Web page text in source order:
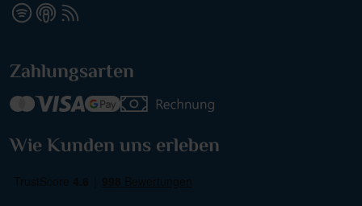
Zahlungsarten
Wie Kunden uns erleben
Suchen & Buchen
Reisezeitraum